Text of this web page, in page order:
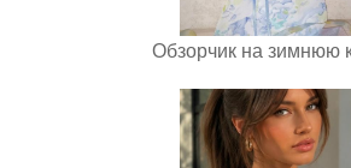
Обзорчик на зимнюю